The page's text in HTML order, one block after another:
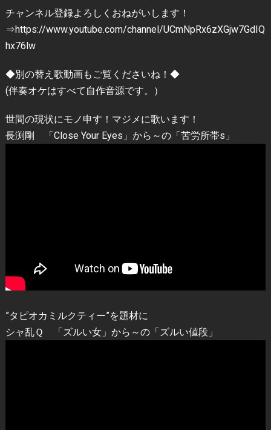
チャンネル登録よろしくおねがいします！
⇒https://www.youtube.com/channel/UCmNpRx6zXGjw7GdIQ
hx76lw
◆別の替え歌動画もご覧くださいね！◆
(伴奏オケはすべて自作音源です。）
世間の現状にモノ申す！マジメに歌います！
長渕剛 「Close Your Eyes」から～の「苦労所帯s」
”タピオカミルクティー”を題材に
シャ乱Ｑ 「ズルい女」から～の「ズルい値段」